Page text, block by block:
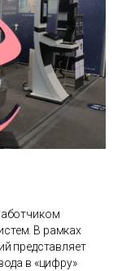
В рамках
представляет
в «цифру»